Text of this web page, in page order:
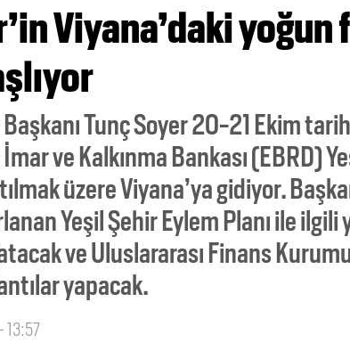
Viyana’daki yoğun
Tunç Soyer 20-21 Ekim
ve Kalkınma Bankası (EBRD)
üzere Viyana’ya gidiyor.
Yeşil Şehir Eylem Planı ile
ve Uluslararası Finans
yapacak.
13:57